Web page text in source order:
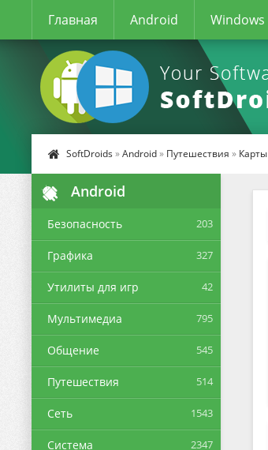
Главная Android Windows
SoftDroids »Android» Путешествия » Карты
Android
Безопасность 203
Графика 327
Утилиты для игр 42
Мультимедиа 795
Общение 545
Путешествия 514
Сеть 1543
Система 2347